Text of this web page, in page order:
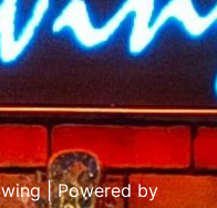
| Powered by